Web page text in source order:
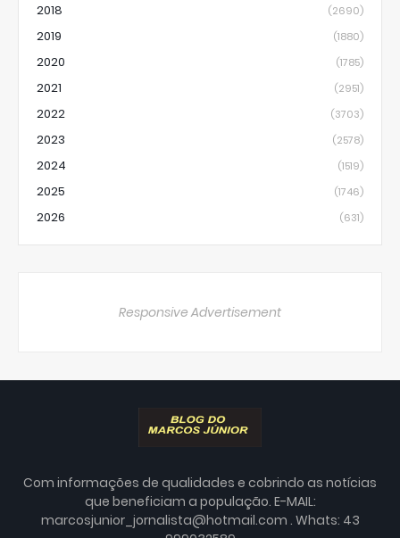
2018 (2690)
2019 (1880)
2020 (1785)
2021 (2951)
2022 (3703)
2023 (2578)
2024 (1519)
2025 (1746)
2026 (631)
Responsive Advertisement
Com informações de qualidades e cobrindo as notícias
que beneficiam a população. E-MAIL:
marcosjunior_jornalista@hotmail.com . Whats: 43